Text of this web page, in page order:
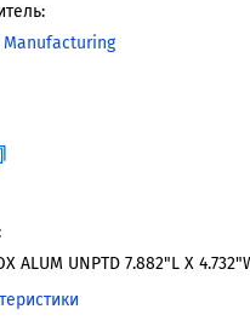
ALUM UNPTD 7.882"L X